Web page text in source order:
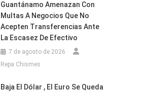
Guantánamo Amenazan Con
Multas A Negocios Que No
Acepten Transferencias Ante
La Escasez De Efectivo
7 de agosto de 2026
Repa Chismes
Baja El Dólar , El Euro Se Queda